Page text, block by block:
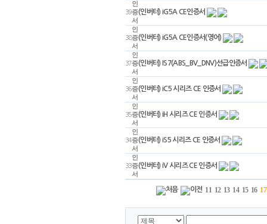
39
인
증
서
(인버터) iG5A CE인증서
38
인
증
서
(인버터) iG5A CE인증서(영어)
37
인
증
서
(인버터) IS7(ABS_BV_DNV)선급인증서
36
인
증
서
(인버터) iC5 시리즈 CE 인증서
35
인
증
서
(인버터) iH 시리즈 CE 인증서
34
인
증
서
(인버터) iS5 시리즈 CE 인증서
33
인
증
서
(인버터) iV 시리즈 CE 인증서
11 12 13 14 15 16 17